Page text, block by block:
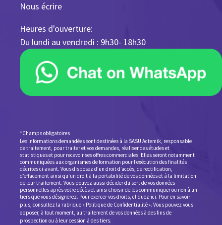
Nous écrire
Heures d'ouverture:
Du lundi au vendredi : 9h30- 18h30
*Champs obligatoires
Les informations demandées sont destinées à la SASU Actemik, responsable
de traitement, pour traiter et vos demandes, réaliser des études et
statistiques et pour recevoir ses offres commerciales. Elles seront notamment
communiquées aux organismes de formation pour l’exécution des finalités
décrites ci-avant. Vous disposez d’un droit d’accès, de rectification,
d’effacement ainsi qu’un droit à la portabilité de vos données et à la limitation
de leur traitement. Vous pouvez aussi décider du sort de vos données
personnelles après votre décès et ainsi choisir de les communiquer ou non à un
tiers que vous désignerez. Pour exercer vos droits, cliquez-ici. Pour en savoir
plus, consultez la rubrique « Politique de Confidentialité». Vous pouvez vous
opposer, à tout moment, au traitement de vos données à des fins de
prospection ou à leur cession à des tiers.